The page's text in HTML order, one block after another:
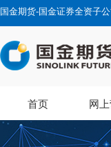
国金期货-国金证券全资子公
首页 网